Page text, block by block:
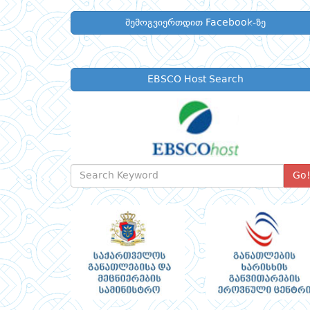
შემოგვიერთდით Facebook-ზე
EBSCO Host Search
Go!